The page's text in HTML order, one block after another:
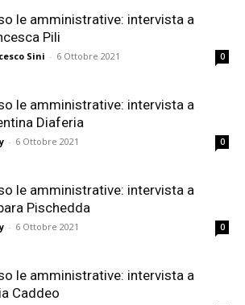
le amministrative: intervista a
Pili
Sini - 6 Ottobre 2021 0
le amministrative: intervista a
Diaferia
- 6 Ottobre 2021 0
le amministrative: intervista a
Pischedda
- 6 Ottobre 2021 0
le amministrative: intervista a
Caddeo